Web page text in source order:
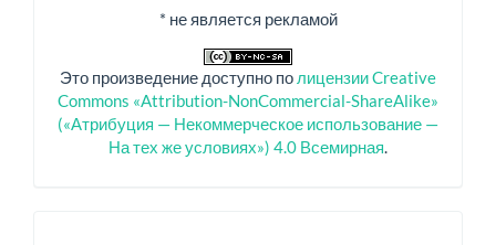
* не является рекламой
Это произведение доступно по лицензии Creative
Commons «Attribution-NonCommercial-ShareAlike»
(«Атрибуция — Некоммерческое использование —
На тех же условиях») 4.0 Всемирная.